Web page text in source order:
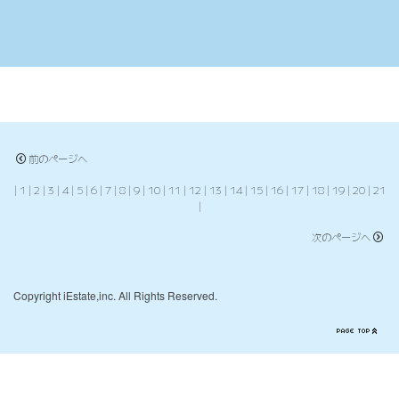
前のページへ
| 1 | 2 | 3 | 4 | 5 | 6 | 7 | 8 | 9 | 10 | 11 | 12 | 13 | 14 | 15 | 16 | 17 | 18 | 19 | 20 | 21
|
次のページへ
Copyright iEstate,inc. All Rights Reserved.